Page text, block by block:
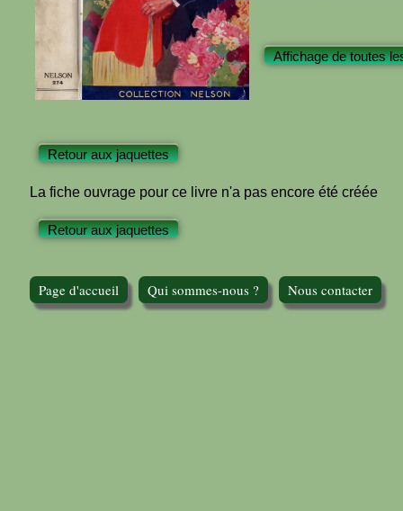
Affichage de toutes
Retour aux jaquettes
La fiche ouvrage pour ce livre n'a pas encore été créée
Retour aux jaquettes
Page d'accueil Qui sommes-nous ? Nous contacter